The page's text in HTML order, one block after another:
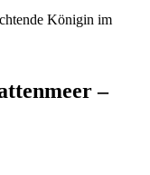
Königin im
–